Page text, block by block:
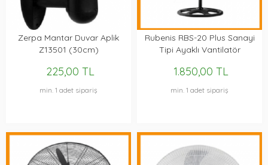
Zerpa Mantar Duvar Aplik
Z13501 (30cm)
225,00 TL
min. 1 adet sipariş
Rubenis RBS-20 Plus Sanayi
Tipi Ayaklı Vantilatör
1.850,00 TL
min. 1 adet sipariş